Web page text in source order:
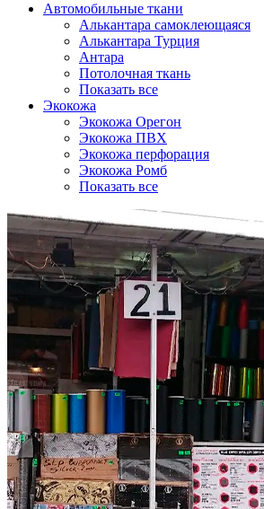
Автомобильные ткани
Алькантара самоклеющаяся
Алькантара Турция
Антара
Потолочная ткань
Показать все
Экокожа
Экокожа Орегон
Экокожа ПВХ
Экокожа перфорация
Экокожа Ромб
Показать все